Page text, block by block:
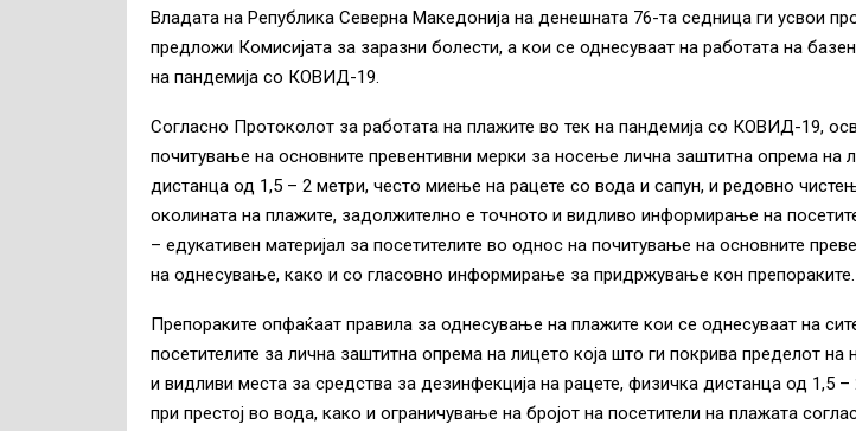
Владата на Република Северна Македонија на денешната 76-та седница ги усвои
предложи Комисијата за заразни болести, а кои се однесуваат на работата на
на пандемија со КОВИД-19.
Согласно Протоколот за работата на плажите во тек на пандемија со КОВИД-19,
почитување на основните превентивни мерки за носење лична заштитна опрема на
дистанца од 1,5 – 2 метри, често миење на рацете со вода и сапун, и редовно
околината на плажите, задолжително е точното и видливо информирање на
– едукативен материјал за посетителите во однос на почитување на основните
на однесување, како и со гласовно информирање за придржување кон препораките.
Препораките опфаќаат правила за однесување на плажите кои се однесуваат на
посетителите за лична заштитна опрема на лицето која што ги покрива пределот на
и видливи места за средства за дезинфекција на рацете, физичка дистанца од 1,5 –
при престој во вода, како и ограничување на бројот на посетители на плажата